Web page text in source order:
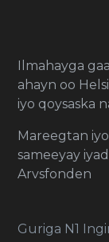
Ilmahayga
ahayn oo
iyo qoysaska
Mareegtan
sameeyay
Arvsfonden
Guriga N1